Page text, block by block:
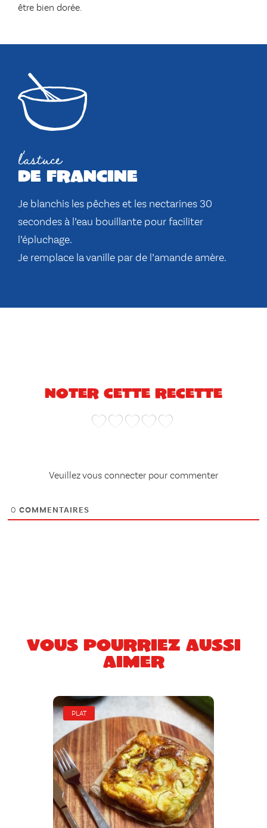
être bien dorée.
l'astuce
de francine
Je blanchis les pêches et les nectarines 30
secondes à l’eau bouillante pour faciliter
l’épluchage.
Je remplace la vanille par de l’amande amère.
Noter cette recette
Veuillez vous connecter pour commenter
0 COMMENTAIRES
Vous pourriez aussi
aimer
PLAT